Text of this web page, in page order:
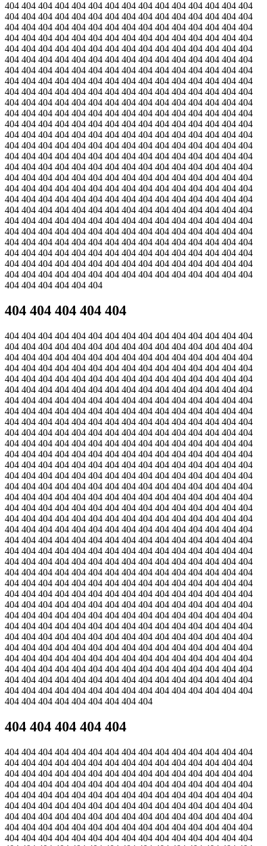
404 404 404 404 404 404 404 404 404 404 404 404 404 404 404
404 404 404 404 404 404 404 404 404 404 404 404 404 404 404
404 404 404 404 404 404 404 404 404 404 404 404 404 404 404
404 404 404 404 404 404 404 404 404 404 404 404 404 404 404
404 404 404 404 404 404 404 404 404 404 404 404 404 404 404
404 404 404 404 404 404 404 404 404 404 404 404 404 404 404
404 404 404 404 404 404 404 404 404 404 404 404 404 404 404
404 404 404 404 404 404 404 404 404 404 404 404 404 404 404
404 404 404 404 404 404 404 404 404 404 404 404 404 404 404
404 404 404 404 404 404 404 404 404 404 404 404 404 404 404
404 404 404 404 404 404 404 404 404 404 404 404 404 404 404
404 404 404 404 404 404 404 404 404 404 404 404 404 404 404
404 404 404 404 404 404 404 404 404 404 404 404 404 404 404
404 404 404 404 404 404 404 404 404 404 404 404 404 404 404
404 404 404 404 404 404 404 404 404 404 404 404 404 404 404
404 404 404 404 404 404 404 404 404 404 404 404 404 404 404
404 404 404 404 404 404 404 404 404 404 404 404 404 404 404
404 404 404 404 404 404 404 404 404 404 404 404 404 404 404
404 404 404 404 404 404 404 404 404 404 404 404 404 404 404
404 404 404 404 404 404 404 404 404 404 404 404 404 404 404
404 404 404 404 404 404 404 404 404 404 404 404 404 404 404
404 404 404 404 404 404 404 404 404 404 404 404 404 404 404
404 404 404 404 404 404 404 404 404 404 404 404 404 404 404
404 404 404 404 404 404 404 404 404 404 404 404 404 404 404
404 404 404 404 404 404 404 404 404 404 404 404 404 404 404
404 404 404 404 404 404 404 404 404 404 404 404 404 404 404
404 404 404 404 404 404
404 404 404 404 404
404 404 404 404 404 404 404 404 404 404 404 404 404 404 404
404 404 404 404 404 404 404 404 404 404 404 404 404 404 404
404 404 404 404 404 404 404 404 404 404 404 404 404 404 404
404 404 404 404 404 404 404 404 404 404 404 404 404 404 404
404 404 404 404 404 404 404 404 404 404 404 404 404 404 404
404 404 404 404 404 404 404 404 404 404 404 404 404 404 404
404 404 404 404 404 404 404 404 404 404 404 404 404 404 404
404 404 404 404 404 404 404 404 404 404 404 404 404 404 404
404 404 404 404 404 404 404 404 404 404 404 404 404 404 404
404 404 404 404 404 404 404 404 404 404 404 404 404 404 404
404 404 404 404 404 404 404 404 404 404 404 404 404 404 404
404 404 404 404 404 404 404 404 404 404 404 404 404 404 404
404 404 404 404 404 404 404 404 404 404 404 404 404 404 404
404 404 404 404 404 404 404 404 404 404 404 404 404 404 404
404 404 404 404 404 404 404 404 404 404 404 404 404 404 404
404 404 404 404 404 404 404 404 404 404 404 404 404 404 404
404 404 404 404 404 404 404 404 404 404 404 404 404 404 404
404 404 404 404 404 404 404 404 404 404 404 404 404 404 404
404 404 404 404 404 404 404 404 404 404 404 404 404 404 404
404 404 404 404 404 404 404 404 404 404 404 404 404 404 404
404 404 404 404 404 404 404 404 404 404 404 404 404 404 404
404 404 404 404 404 404 404 404 404 404 404 404 404 404 404
404 404 404 404 404 404 404 404 404 404 404 404 404 404 404
404 404 404 404 404 404 404 404 404 404 404 404 404 404 404
404 404 404 404 404 404 404 404 404 404 404 404 404 404 404
404 404 404 404 404 404 404 404 404 404 404 404 404 404 404
404 404 404 404 404 404 404 404 404 404 404 404 404 404 404
404 404 404 404 404 404 404 404 404 404 404 404 404 404 404
404 404 404 404 404 404 404 404 404 404 404 404 404 404 404
404 404 404 404 404 404 404 404 404 404 404 404 404 404 404
404 404 404 404 404 404 404 404 404 404 404 404 404 404 404
404 404 404 404 404 404 404 404 404 404 404 404 404 404 404
404 404 404 404 404 404 404 404 404 404 404 404 404 404 404
404 404 404 404 404 404 404 404 404 404 404 404 404 404 404
404 404 404 404 404 404 404 404 404
404 404 404 404 404
404 404 404 404 404 404 404 404 404 404 404 404 404 404 404
404 404 404 404 404 404 404 404 404 404 404 404 404 404 404
404 404 404 404 404 404 404 404 404 404 404 404 404 404 404
404 404 404 404 404 404 404 404 404 404 404 404 404 404 404
404 404 404 404 404 404 404 404 404 404 404 404 404 404 404
404 404 404 404 404 404 404 404 404 404 404 404 404 404 404
404 404 404 404 404 404 404 404 404 404 404 404 404 404 404
404 404 404 404 404 404 404 404 404 404 404 404 404 404 404
404 404 404 404 404 404 404 404 404 404 404 404 404 404 404